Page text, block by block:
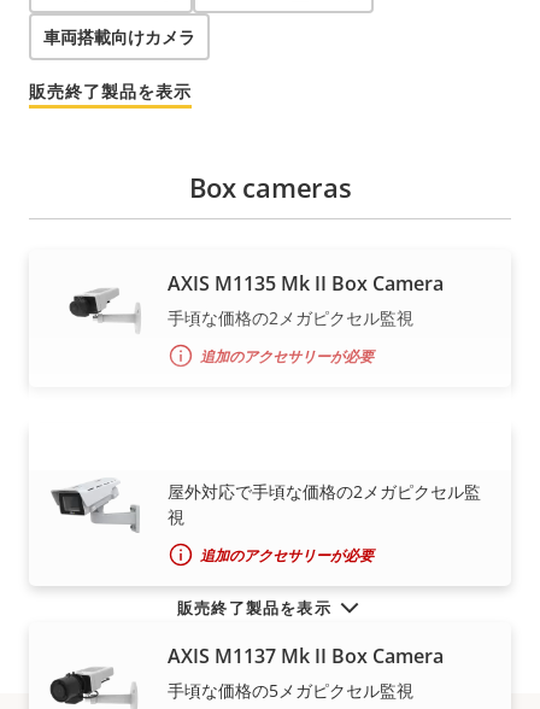
車両搭載向けカメラ
販売終了製品を表示
もっと見る
Box cameras
AXIS M1135 Mk II Box Camera
手頃な価格の2メガピクセル監視
追加のアクセサリーが必要
屋外対応で手頃な価格の2メガピクセル監
視
追加のアクセサリーが必要
AXIS M1137 Mk II Box Camera
手頃な価格の5メガピクセル監視
販売終了製品を表示